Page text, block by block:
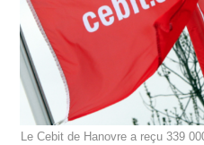
Le Cebit de Hanovre a reçu 339